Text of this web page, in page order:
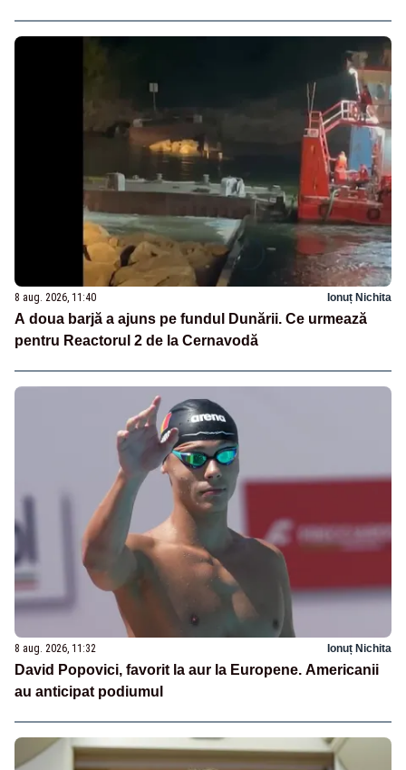
8 aug. 2026, 11:40 Ionuț Nichita
A doua barjă a ajuns pe fundul Dunării. Ce urmează
pentru Reactorul 2 de la Cernavodă
8 aug. 2026, 11:32 Ionuț Nichita
David Popovici, favorit la aur la Europene. Americanii
au anticipat podiumul